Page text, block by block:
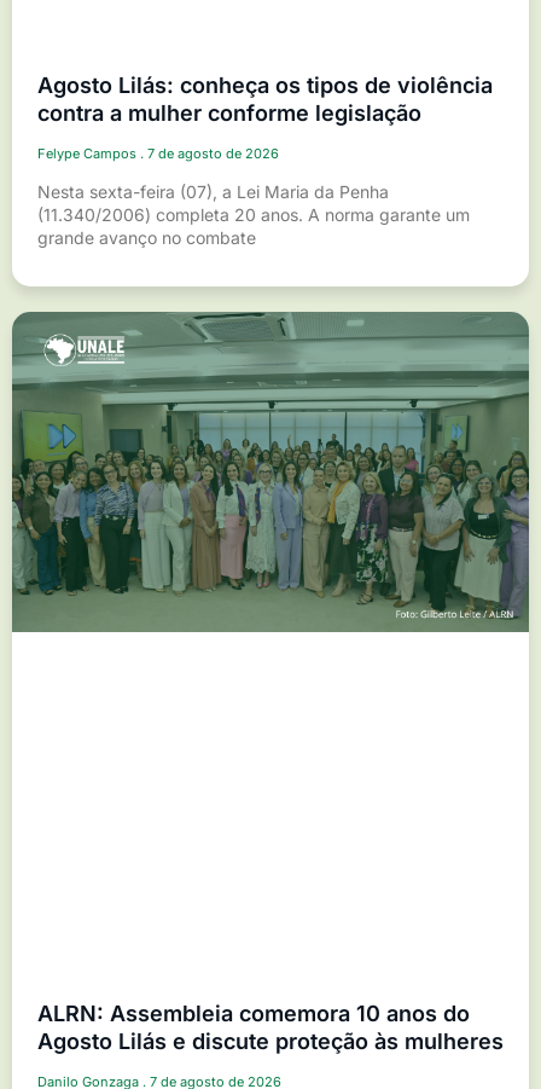
Agosto Lilás: conheça os tipos de violência
contra a mulher conforme legislação
Felype Campos 7 de agosto de 2026
Nesta sexta-feira (07), a Lei Maria da Penha
(11.340/2006) completa 20 anos. A norma garante um
grande avanço no combate
ALRN: Assembleia comemora 10 anos do
Agosto Lilás e discute proteção às mulheres
Danilo Gonzaga 7 de agosto de 2026